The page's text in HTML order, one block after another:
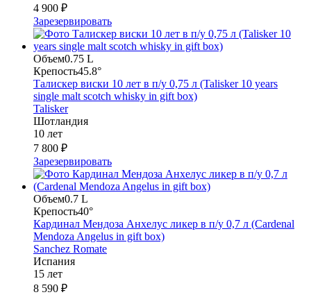
4 900 ₽
Зарезервировать
Объем0.75 L
Крепость45.8°
Талискер виски 10 лет в п/у 0,75 л (Talisker 10 years
single malt scotch whisky in gift box)
Talisker
Шотландия
10 лет
7 800 ₽
Зарезервировать
Объем0.7 L
Крепость40°
Кардинал Мендоза Анхелус ликер в п/у 0,7 л (Cardenal
Mendoza Angelus in gift box)
Sanchez Romate
Испания
15 лет
8 590 ₽